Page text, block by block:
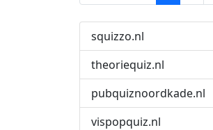
squizzo.nl
theoriequiz.nl
pubquiznoordkade.nl
vispopquiz.nl